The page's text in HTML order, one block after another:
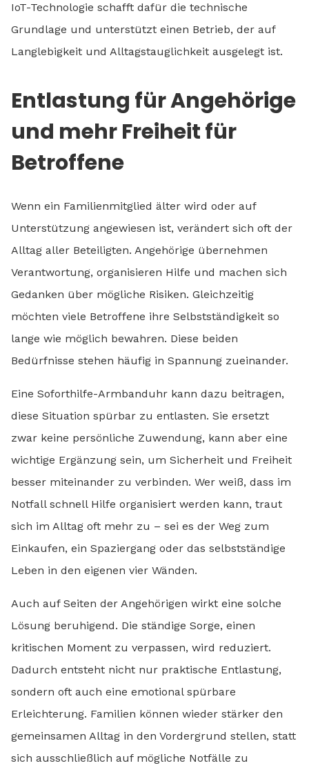
IoT-Technologie schafft dafür die technische
Grundlage und unterstützt einen Betrieb, der auf
Langlebigkeit und Alltagstauglichkeit ausgelegt ist.
Entlastung für Angehörige
und mehr Freiheit für
Betroffene
Wenn ein Familienmitglied älter wird oder auf
Unterstützung angewiesen ist, verändert sich oft der
Alltag aller Beteiligten. Angehörige übernehmen
Verantwortung, organisieren Hilfe und machen sich
Gedanken über mögliche Risiken. Gleichzeitig
möchten viele Betroffene ihre Selbstständigkeit so
lange wie möglich bewahren. Diese beiden
Bedürfnisse stehen häufig in Spannung zueinander.
Eine Soforthilfe-Armbanduhr kann dazu beitragen,
diese Situation spürbar zu entlasten. Sie ersetzt
zwar keine persönliche Zuwendung, kann aber eine
wichtige Ergänzung sein, um Sicherheit und Freiheit
besser miteinander zu verbinden. Wer weiß, dass im
Notfall schnell Hilfe organisiert werden kann, traut
sich im Alltag oft mehr zu – sei es der Weg zum
Einkaufen, ein Spaziergang oder das selbstständige
Leben in den eigenen vier Wänden.
Auch auf Seiten der Angehörigen wirkt eine solche
Lösung beruhigend. Die ständige Sorge, einen
kritischen Moment zu verpassen, wird reduziert.
Dadurch entsteht nicht nur praktische Entlastung,
sondern oft auch eine emotional spürbare
Erleichterung. Familien können wieder stärker den
gemeinsamen Alltag in den Vordergrund stellen, statt
sich ausschließlich auf mögliche Notfälle zu